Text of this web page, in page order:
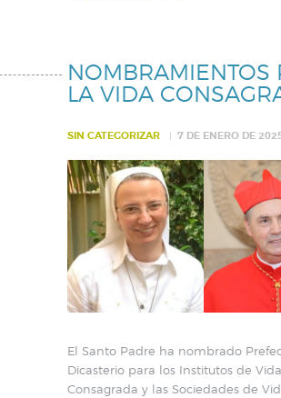
NOMBRAMIENTOS
LA VIDA
SIN CATEGORIZAR 7 DE ENERO DE
El Santo Padre ha nombrado
Dicasterio para los Institutos de Vida
Consagrada y las Sociedades de